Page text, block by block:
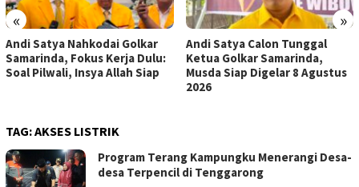
« »
Andi Satya Nahkodai Golkar
Samarinda, Fokus Kerja Dulu:
Soal Pilwali, Insya Allah Siap
Andi Satya Calon Tunggal
Ketua Golkar Samarinda,
Musda Siap Digelar 8 Agustus
2026
TAG:AKSES LISTRIK
Program Terang Kampungku Menerangi Desa-
desa Terpencil di Tenggarong